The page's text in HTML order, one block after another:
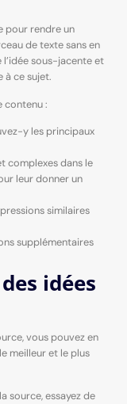
pour rendre un
de texte sans en
sous-jacente et
ce sujet.
contenu :
y les principaux
complexes dans le
leur donner un
similaires
supplémentaires
idées
vous pouvez en
meilleur et le plus
source, essayez de